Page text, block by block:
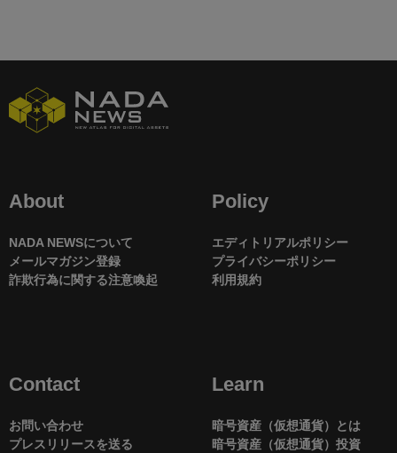
About
NADA NEWSについて
メールマガジン登録
詐欺行為に関する注意喚起
Policy
エディトリアルポリシー
プライバシーポリシー
利用規約
Contact
お問い合わせ
プレスリリースを送る
Learn
暗号資産（仮想通貨）とは
暗号資産（仮想通貨）投資